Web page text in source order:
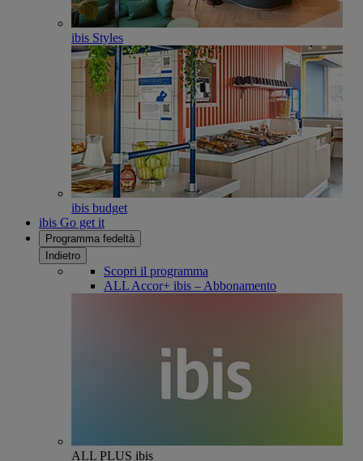
ibis Styles
ibis budget
ibis Go get it
Programma fedeltà
Indietro
Scopri il programma
ALL Accor+ ibis – Abbonamento
ALL PLUS ibis